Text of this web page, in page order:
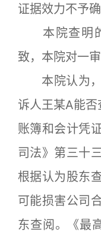
证据效力不予确
本院查明的
致，本院对一
本院认为，
诉人王某A能
账簿和会计凭
司法》第三十
根据认为股东
可能损害公司
东查阅。《最